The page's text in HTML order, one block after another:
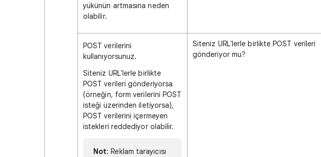
yükünün artmasına neden
olabilir.
POST verilerini
kullanıyorsunuz.
Siteniz URL'lerle birlikte
POST verileri gönderiyorsa
(örneğin, form verilerini POST
isteği üzerinden iletiyorsa),
POST verilerini içermeyen
istekleri reddediyor olabilir.
Not: Reklam tarayıcısı
Siteniz URL'lerle birlikte POST verileri
gönderiyor mu?